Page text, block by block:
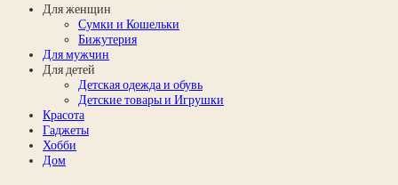
Для женщин
Сумки и Кошельки
Бижутерия
Для мужчин
Для детей
Детская одежда и обувь
Детские товары и Игрушки
Красота
Гаджеты
Хобби
Дом